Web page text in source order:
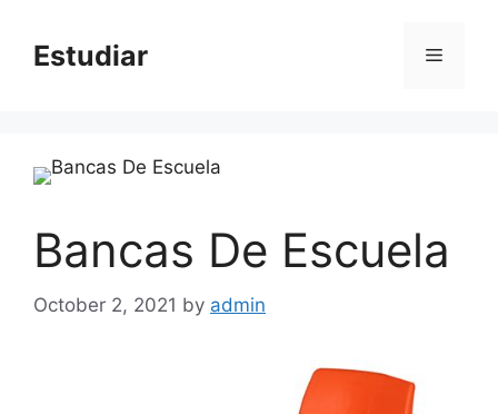
contentEstudiar Menu
Bancas De Escuela
October 2, 2021 by admin